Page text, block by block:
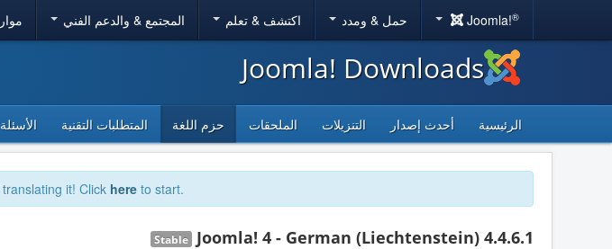
Joomla!® حمل & ومدد اكتشف & تعلم المجتمع & والدعم الفني
Joomla! Downloads
الرئيسية أحدث إصدار التنزيلات الملحقات حزم اللغة المتطلبات التقنية
it! Click here to start.
Joomla! 4 - German (Liechtenstein) 4.4.6.1
Stable